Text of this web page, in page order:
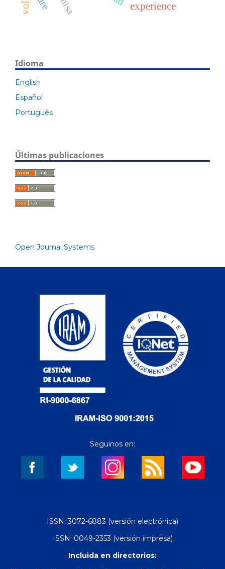
experience
Idioma
English
Español
Português
Últimas publicaciones
Open Journal Systems
Seguinos en:
ISSN: 3072-6883 (versión electrónica)
ISSN: 0049-2353 (versión impresa)
Incluida en directorios: